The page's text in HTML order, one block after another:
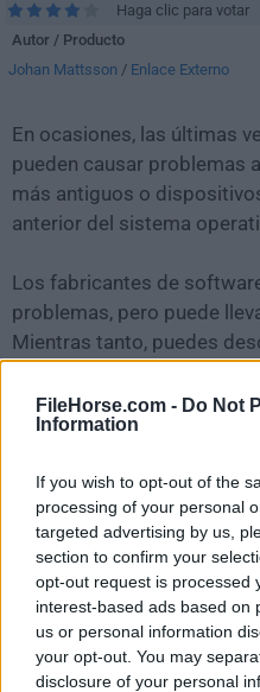
FileHorse.com - Do Not
Information
If you wish to opt-out of the
processing of your personal
targeted advertising by us,
section to confirm your
opt-out request is processed
interest-based ads based on
us or personal information
your opt-out. You may
disclosure of your personal
Haga clic para votar
Autor / Producto
Johan Mattsson / Enlace Externo
En ocasiones, las últimas
pueden causar problemas
más antiguos o
anterior del sistema
Los fabricantes de
problemas, pero puede
Mientras tanto, puedes
Para aquellos interesados
simplemente hazclic aquí.
Todas las versiones
sitio web son
disponibles para su
Nos encantaría saber de ti